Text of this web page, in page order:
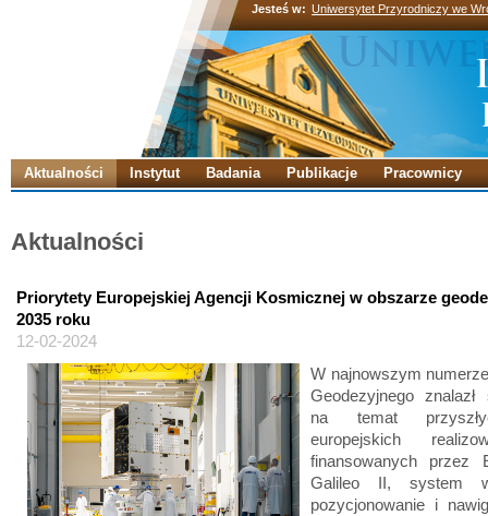
Jesteś w: Uniwersytet Przyrodniczy we
Aktualności Instytut Badania Publikacje Pracownicy
Aktualności
Priorytety Europejskiej Agencji Kosmicznej w obszarze
2035 roku
12-02-2024
W najnowszym
Geodezyjnego znalazł
na temat
europejskich
finansowanych przez
Galileo II, system
pozycjonowanie i